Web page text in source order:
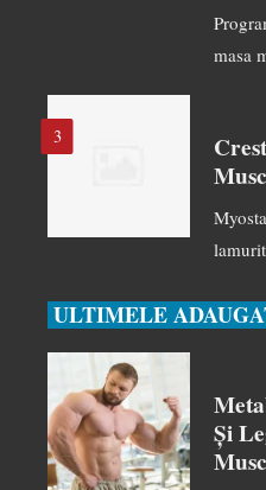
masa
3
ULTIMELE
Și